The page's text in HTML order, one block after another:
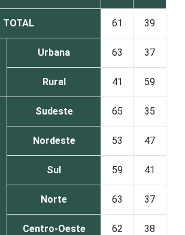
TOTAL 61 39
Urbana 63 37
Rural 41 59
Sudeste 65 35
Nordeste 53 47
Sul 59 41
Norte 63 37
Centro-Oeste 62 38